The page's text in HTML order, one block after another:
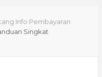
Info Pembayaran
Singkat